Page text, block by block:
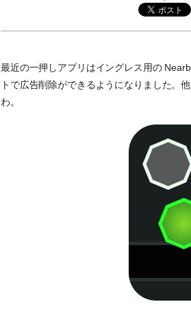
最近の一押しアプリはイングレス用の
トで広告削除ができるようになりました。
わ。